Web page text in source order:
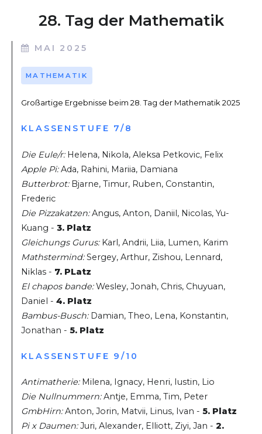
28. Tag der Mathematik
MAI 2025
MATHEMATIK
Großartige Ergebnisse beim 28. Tag der Mathematik 2025
KLASSENSTUFE 7/8
Die Eule/r:Helena, Nikola, Aleksa Petkovic, Felix
Apple Pi:Ada, Rahini, Mariia, Damiana
Butterbrot:Bjarne, Timur, Ruben, Constantin,
Frederic
Die Pizzakatzen:Angus, Anton, Daniil, Nicolas, Yu-
Kuang - 3. Platz
Gleichungs Gurus:Karl, Andrii, Liia, Lumen, Karim
Mathstermind:Sergey, Arthur, Zishou, Lennard,
Niklas - 7. PLatz
El chapos bande:Wesley, Jonah, Chris, Chuyuan,
Daniel - 4. Platz
Bambus-Busch:Damian, Theo, Lena, Konstantin,
Jonathan - 5. Platz
KLASSENSTUFE 9/10
Antimatherie:Milena, Ignacy, Henri, Iustin, Lio
Die Nullnummern:Antje, Emma, Tim, Peter
GmbHirn:Anton, Jorin, Matvii, Linus, Ivan - 5. Platz
Pi x Daumen:Juri, Alexander, Elliott, Ziyi, Jan - 2.